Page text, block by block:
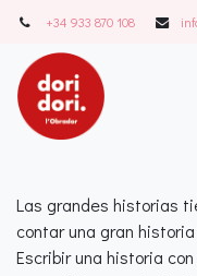
+34 933 870 108
Las grandes historias
contar una gran
Escribir una historia